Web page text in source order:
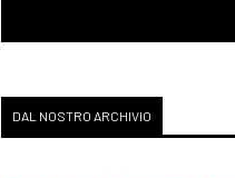
DAL NOSTRO ARCHIVIO